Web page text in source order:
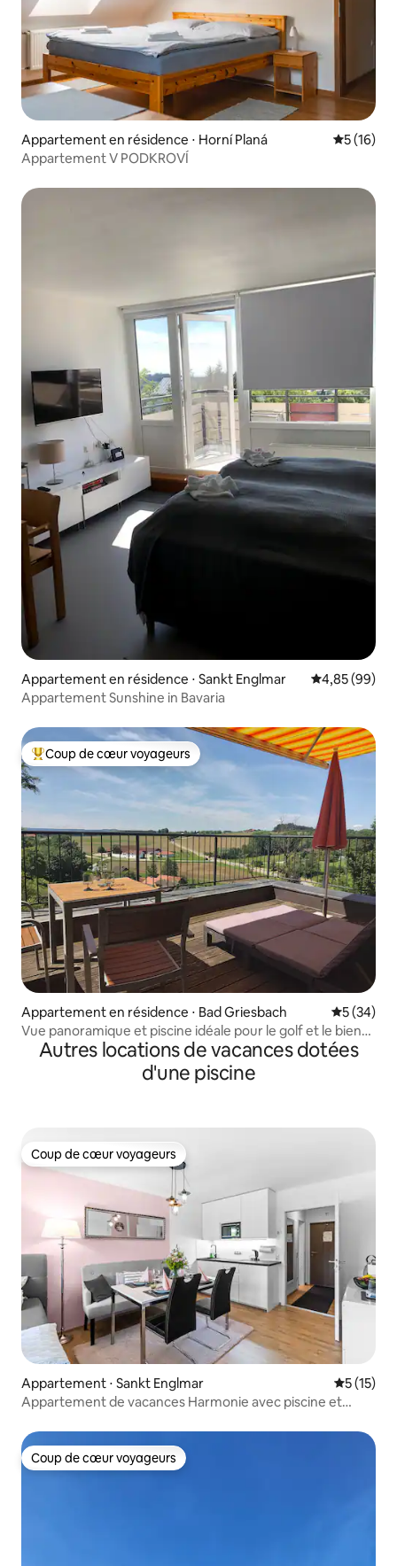
Appartement en résidence ⋅ Horní Planá
5 (16)
Appartement V PODKROVÍ
Appartement en résidence ⋅ Sankt Englmar Évaluation
4,85 (99)
Appartement Sunshine in Bavaria
Coups de cœur voyageurs les plus appréciés
Coup de cœur voyageurs
Appartement en résidence ⋅ Bad Griesbach
5 (34)
Vue panoramique et piscine idéale pour le golf et le bien-
êtreAutres locations de vacances dotées
d'une piscine
Coup de cœur voyageurs
Coup de cœur voyageurs
Appartement ⋅ Sankt Englmar
5 (15)
Appartement de vacances Harmonie avec piscine et
Coup de cœur voyageurs
Coup de cœur voyageurs